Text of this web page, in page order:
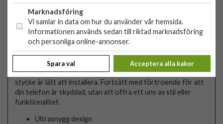
Otterbox Symmetry MagSafe
Få ut det mesta av din nya telefon med Symmetry Series
MagSafe. Detta trendiga skal har en elegant design och är
genomtänkt utvecklad för sömlös interaktion med MagSafe
och funktioner fungerar felfritt, samtidigt som ett hållbart
skydd skyddar mot fall, stötar och fumlar. Och designen i ett
stycke är lätt att installera. Fortsätt med förtroende för att
din telefon är skyddad, utan att offra ett uns av stil eller
funktionalitet.
Ultrasnygg design
Marknadsföring
Vi samlar in data om hur du använder vår hemsida.
Informationen används sedan till riktad marknadsföring
och personliga online-annonser.
Spara val Acceptera alla kakor